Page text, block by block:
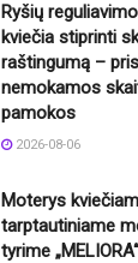
Ryšių
kviečia stiprinti
raštingumą –
nemokamos
pamokos
2026-08-06
Moterys
tarptautiniame
tyrime „MELIORA“